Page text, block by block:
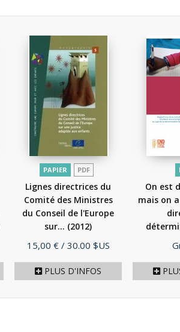
PAPIER PDF
Lignes directrices du
Comité des Ministres
du Conseil de l'Europe
sur... (2012)
Prix
15,00 € / 30.00 $US
PLUS D'INFOS
On est
mais on